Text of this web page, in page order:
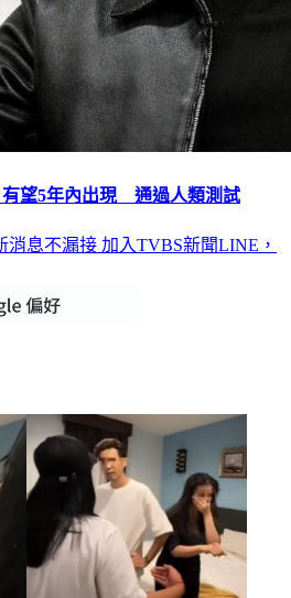
望5年內出現 通過人類測試
消息不漏接 加入TVBS新聞LINE，